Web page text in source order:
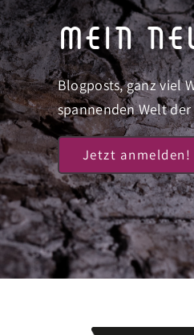
mein
Blogposts, ganz viel
spannenden Welt
Jetzt anmelden!